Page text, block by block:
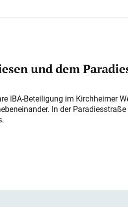
und dem
IBA-Beteiligung im Kirchheimer
In der